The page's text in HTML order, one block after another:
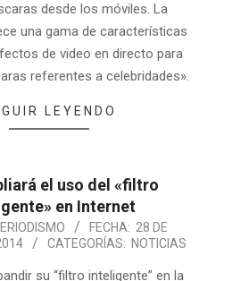
desde los móviles. La
una gama de características
de video en directo para
referentes a celebridades».
LEYENDO
el uso del «filtro
en Internet
FECHA: 28 DE
CATEGORÍAS: NOTICIAS
su “filtro inteligente” en la